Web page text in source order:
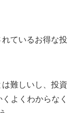
ているお得な投
難しいし、投資
よくわからなく